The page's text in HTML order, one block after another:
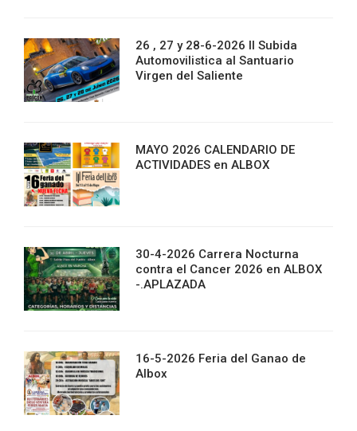
26 , 27 y 28-6-2026 II Subida
Automovilistica al Santuario
Virgen del Saliente
MAYO 2026 CALENDARIO DE
ACTIVIDADES en ALBOX
30-4-2026 Carrera Nocturna
contra el Cancer 2026 en ALBOX
-.APLAZADA
16-5-2026 Feria del Ganao de
Albox